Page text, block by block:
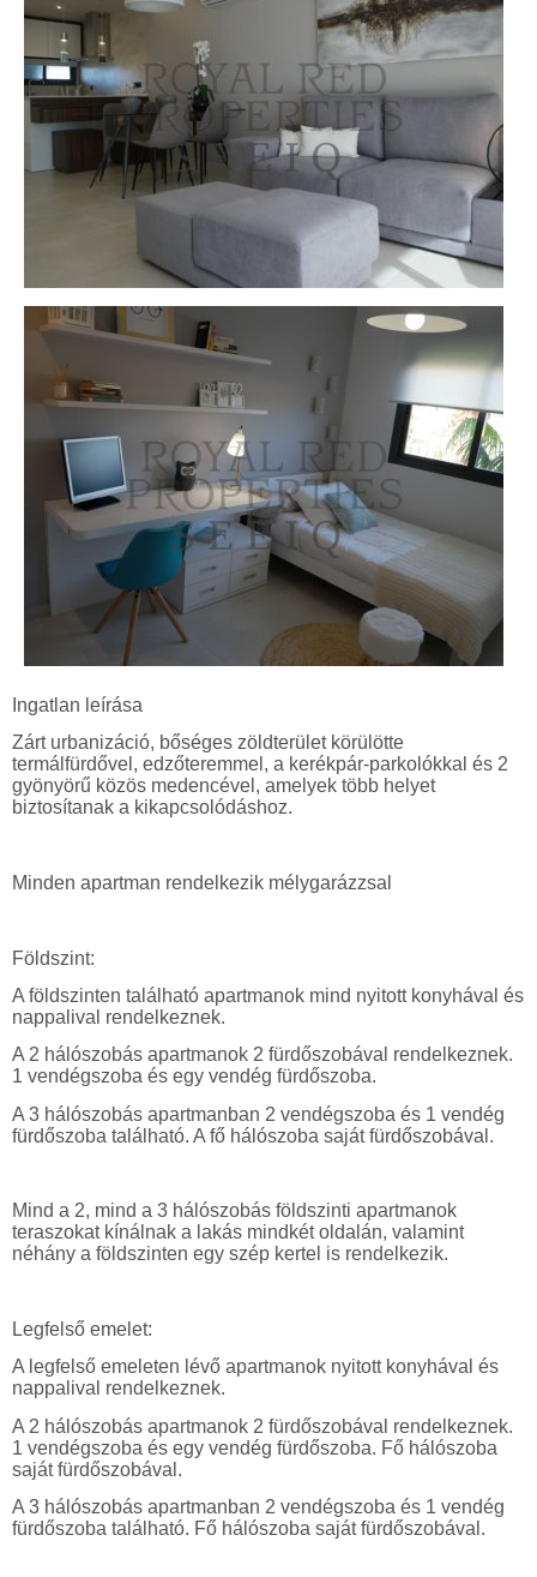
Ingatlan leírása
Zárt urbanizáció, bőséges zöldterület körülötte
termálfürdővel, edzőteremmel, a kerékpár-parkolókkal és 2
gyönyörű közös medencével, amelyek több helyet
biztosítanak a kikapcsolódáshoz.
Minden apartman rendelkezik mélygarázzsal
Földszint:
A földszinten található apartmanok mind nyitott konyhával és
nappalival rendelkeznek.
A 2 hálószobás apartmanok 2 fürdőszobával rendelkeznek.
1 vendégszoba és egy vendég fürdőszoba.
A 3 hálószobás apartmanban 2 vendégszoba és 1 vendég
fürdőszoba található. A fő hálószoba saját fürdőszobával.
Mind a 2, mind a 3 hálószobás földszinti apartmanok
teraszokat kínálnak a lakás mindkét oldalán, valamint
néhány a földszinten egy szép kertel is rendelkezik.
Legfelső emelet:
A legfelső emeleten lévő apartmanok nyitott konyhával és
nappalival rendelkeznek.
A 2 hálószobás apartmanok 2 fürdőszobával rendelkeznek.
1 vendégszoba és egy vendég fürdőszoba. Fő hálószoba
saját fürdőszobával.
A 3 hálószobás apartmanban 2 vendégszoba és 1 vendég
fürdőszoba található. Fő hálószoba saját fürdőszobával.